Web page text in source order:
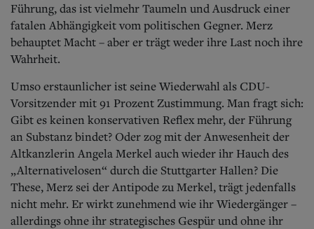
Führung, das ist vielmehr Taumeln und Ausdruck einer
fatalen Abhängigkeit vom politischen Gegner. Merz
behauptet Macht – aber er trägt weder ihre Last noch ihre
Wahrheit.
Umso erstaunlicher ist seine Wiederwahl als CDU-
Vorsitzender mit 91 Prozent Zustimmung. Man fragt sich:
Gibt es keinen konservativen Reflex mehr, der Führung
an Substanz bindet? Oder zog mit der Anwesenheit der
Altkanzlerin Angela Merkel auch wieder ihr Hauch des
„Alternativelosen“ durch die Stuttgarter Hallen? Die
These, Merz sei der Antipode zu Merkel, trägt jedenfalls
nicht mehr. Er wirkt zunehmend wie ihr Wiedergänger –
allerdings ohne ihr strategisches Gespür und ohne ihr